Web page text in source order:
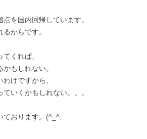
を国内回帰しています。
からです。
くれば、
もしれない。
けですから、
いくかもしれない。。。
おります。(^_^;ゞ